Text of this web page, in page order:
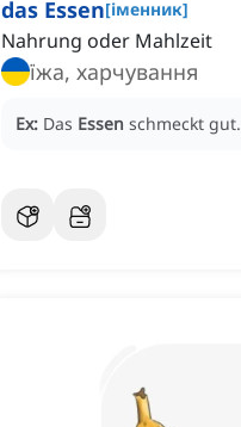
das Essen[іменник]
Nahrung oder Mahlzeit
їжа, харчування
Ex: Das Essen schmeckt gut.